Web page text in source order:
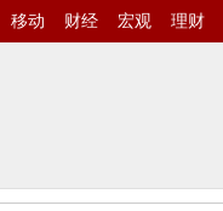
移动 财经 宏观 理财